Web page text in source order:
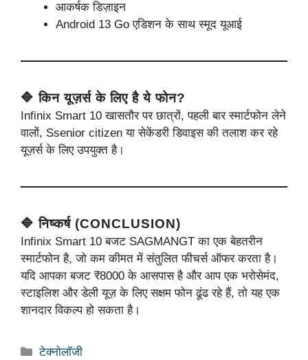
आकर्षक डिज़ाइन
Android 13 Go एडिशन के साथ स्मूद यूआई
🔷 किन यूज़र्स के लिए है ये फोन?
Infinix Smart 10 खासतौर पर छात्रों, पहली बार स्मार्टफोन लेने
वालों, Ssenior citizen या सेकेंडरी डिवाइस की तलाश कर रहे
यूज़र्स के लिए उपयुक्त है।
🔷 निष्कर्ष (CONCLUSION)
Infinix Smart 10 बजट SAGMANGT का एक बेहतरीन
स्मार्टफोन है, जो कम कीमत में संतुलित फीचर्स ऑफर करता है।
यदि आपका बजट ₹8000 के आसपास है और आप एक भरोसेमंद,
स्टाइलिश और डेली यूज़ के लिए सक्षम फोन ढूंढ रहे हैं, तो यह एक
शानदार विकल्प हो सकता है।
Categories
टेक्नोलॉजी